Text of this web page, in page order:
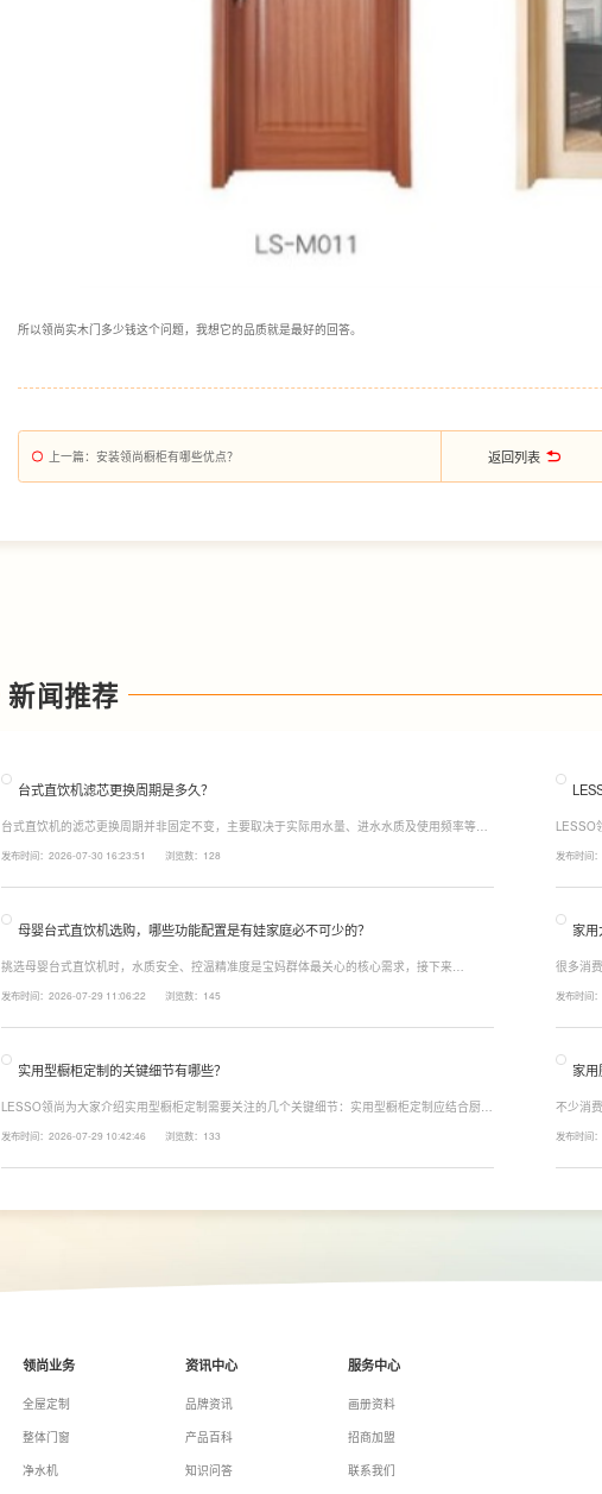
所以领尚实木门多少钱这个问题，我想它的品质就是最好的回答。
上一篇：安装领尚橱柜有哪些优点？ 返回列表
新闻推荐
台式直饮机滤芯更换周期是多久？
台式直饮机的滤芯更换周期并非固定不变，主要取决于实际用水量、进水水质及使用频率等因
命相对较长，通常在2至3年左右，而后置活性炭滤芯则建议每年更换一次以保障出水口感。
发布时间：2026-07-30 16:23:51 浏览数：128
LESSO
水，不
发布时间
母婴台式直饮机选购，哪些功能配置是有娃家庭必不可少的？
挑选母婴台式直饮机时，水质安全、控温精准度是宝妈群体最关心的核心需求，接下来
同，机型需搭载多档精准控温功能，45℃低温冲奶、85℃泡辅食、100℃沸水冲泡茶饮一键切
发布时间：2026-07-29 11:06:22 浏览数：145
家
很多消
上之家
发布时间
实用型橱柜定制的关键细节有哪些？
LESSO领尚为大家介绍实用型橱柜定制需要关注的几个关键细节：实用型橱柜定制应结合厨房
柜、地柜、高柜等收纳空间，并配置抽屉分区、拉篮、转角收纳等功能设计，提高空间利用
发布时间：2026-07-29 10:42:46 浏览数：133
家用
不少消
围、空
发布时间
领尚业务
全屋定制
整体门窗
净水机
资讯中心
品牌资讯
产品百科
知识问答
服务中心
画册资料
招商加盟
联系我们